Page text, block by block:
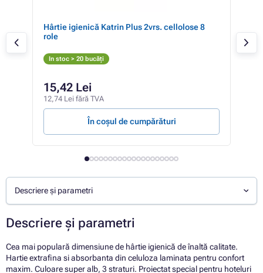
Hârtie igienică Katrin Plus 2vrs. cellolose 8
role
In stoc > 20 bucăți
15,42 Lei
12,74 Lei fără TVA
În coșul de cumpărături
Descriere și parametri
Descriere și parametri
Cea mai populară dimensiune de hârtie igienică de înaltă calitate.
Hartie extrafina si absorbanta din celuloza laminata pentru confort
maxim. Culoare super alb, 3 straturi. Proiectat special pentru hoteluri